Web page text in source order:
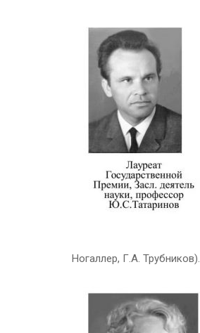
Ногаллер, Г.А. Трубников).